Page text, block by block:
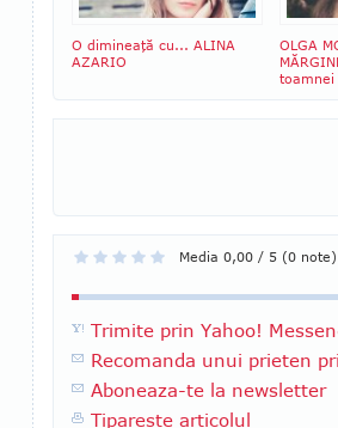
O dimineaţă cu... ALINA
AZARIO
OLGA
Media 0,00 / 5 (0 note)
Trimite prin Yahoo!
Recomanda unui prieten
Aboneaza-te la newsletter
Tipareste articolul